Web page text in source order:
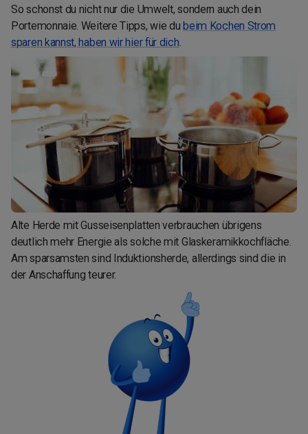
So schonst du nicht nur die Umwelt, sondern auch dein
Portemonnaie. Weitere Tipps, wie dubeim Kochen Strom
sparen kannst, haben wir hier für dich.
Alte Herde mit Gusseisenplatten verbrauchen übrigens
deutlich mehr Energie als solche mit Glaskeramikkochfläche.
Am sparsamsten sind Induktionsherde, allerdings sind die in
der Anschaffung teurer.